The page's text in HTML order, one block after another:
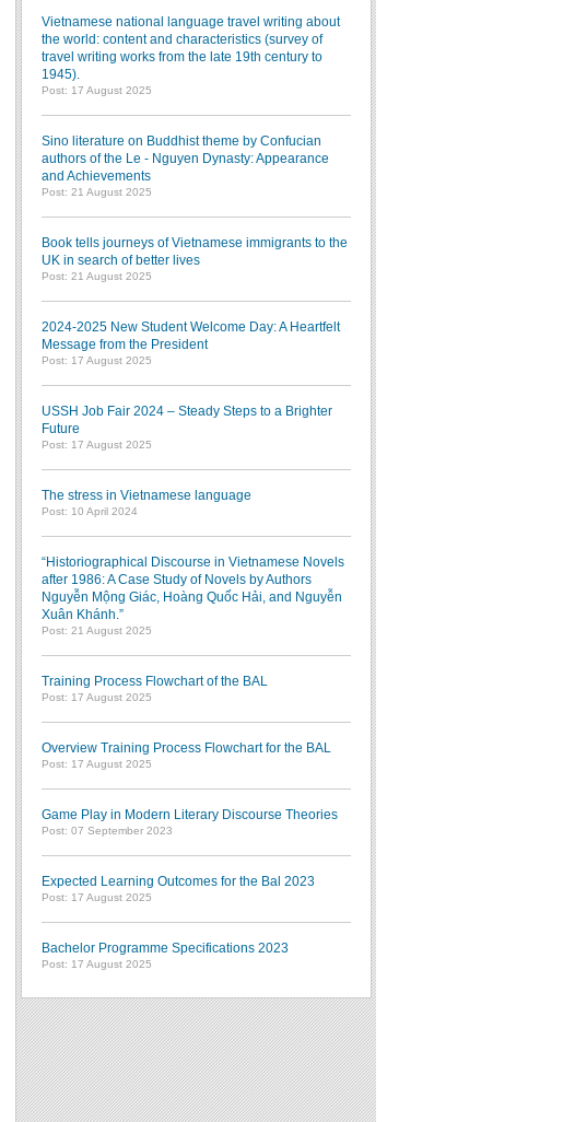
Vietnamese national language travel writing about
the world: content and characteristics (survey of
travel writing works from the late 19th century to
1945).
Post: 17 August 2025
Sino literature on Buddhist theme by Confucian
authors of the Le - Nguyen Dynasty: Appearance
and Achievements
Post: 21 August 2025
Book tells journeys of Vietnamese immigrants to the
UK in search of better lives
Post: 21 August 2025
2024-2025 New Student Welcome Day: A Heartfelt
Message from the President
Post: 17 August 2025
USSH Job Fair 2024 – Steady Steps to a Brighter
Future
Post: 17 August 2025
The stress in Vietnamese language
Post: 10 April 2024
“Historiographical Discourse in Vietnamese Novels
after 1986: A Case Study of Novels by Authors
Nguyễn Mộng Giác, Hoàng Quốc Hải, and Nguyễn
Xuân Khánh.”
Post: 21 August 2025
Training Process Flowchart of the BAL
Post: 17 August 2025
Overview Training Process Flowchart for the BAL
Post: 17 August 2025
Game Play in Modern Literary Discourse Theories
Post: 07 September 2023
Expected Learning Outcomes for the Bal 2023
Post: 17 August 2025
Bachelor Programme Specifications 2023
Post: 17 August 2025